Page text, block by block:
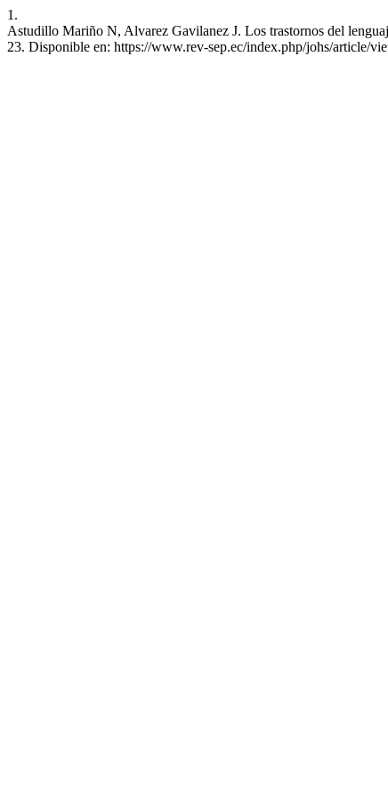
1.
Astudillo Mariño N, Alvarez Gavilanez J. Los trastornos del
23. Disponible en: https://www.rev-sep.ec/index.php/johs/article/